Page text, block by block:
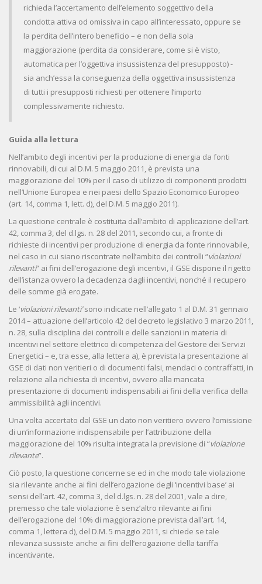
richieda l’accertamento dell’elemento soggettivo della
condotta attiva od omissiva in capo all’interessato, oppure se
la perdita dell’intero beneficio – e non della sola
maggiorazione (perdita da considerare, come si è visto,
automatica per l’oggettiva insussistenza del presupposto) -
sia anch’essa la conseguenza della oggettiva insussistenza
di tutti i presupposti richiesti per ottenere l’importo
complessivamente richiesto.
Guida alla lettura
Nell’ambito degli incentivi per la produzione di energia da fonti
rinnovabili, di cui al D.M. 5 maggio 2011, è prevista una
maggiorazione del 10% per il caso di utilizzo di componenti prodotti
nell’Unione Europea e nei paesi dello Spazio Economico Europeo
(art. 14, comma 1, lett. d), del D.M. 5 maggio 2011).
La questione centrale è costituita dall’ambito di applicazione dell’art.
42, comma 3, del d.lgs. n. 28 del 2011, secondo cui, a fronte di
richieste di incentivi per produzione di energia da fonte rinnovabile,
nel caso in cui siano riscontrate nell’ambito dei controlli “violazioni
rilevanti” ai fini dell’erogazione degli incentivi, il GSE dispone il rigetto
dell’istanza ovvero la decadenza dagli incentivi, nonché il recupero
delle somme già erogate.
Le ‘violazioni rilevanti’sono indicate nell’allegato 1 al D.M. 31 gennaio
2014 – attuazione dell’articolo 42 del decreto legislativo 3 marzo 2011,
n. 28, sulla disciplina dei controlli e delle sanzioni in materia di
incentivi nel settore elettrico di competenza del Gestore dei Servizi
Energetici – e, tra esse, alla lettera a), è prevista la presentazione al
GSE di dati non veritieri o di documenti falsi, mendaci o contraffatti, in
relazione alla richiesta di incentivi, ovvero alla mancata
presentazione di documenti indispensabili ai fini della verifica della
ammissibilità agli incentivi.
Una volta accertato dal GSE un dato non veritiero ovvero l’omissione
di un’informazione indispensabile per l’attribuzione della
maggiorazione del 10% risulta integrata la previsione di “violazione
rilevante”.
Ciò posto, la questione concerne se ed in che modo tale violazione
sia rilevante anche ai fini dell’erogazione degli ‘incentivi base’ ai
sensi dell’art. 42, comma 3, del d.lgs. n. 28 del 2001, vale a dire,
premesso che tale violazione è senz’altro rilevante ai fini
dell’erogazione del 10% di maggiorazione prevista dall’art. 14,
comma 1, lettera d), del D.M. 5 maggio 2011, si chiede se tale
rilevanza sussiste anche ai fini dell’erogazione della tariffa
incentivante.